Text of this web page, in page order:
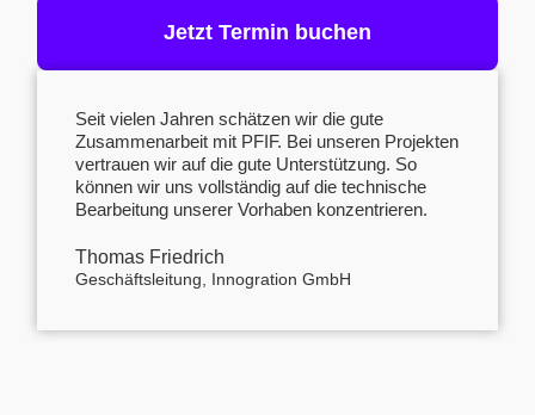
Jetzt Termin buchen
Seit vielen Jahren schätzen wir die gute
Zusammenarbeit mit PFIF. Bei unseren Projekten
vertrauen wir auf die gute Unterstützung. So
können wir uns vollständig auf die technische
Bearbeitung unserer Vorhaben konzentrieren.
Thomas Friedrich
Geschäftsleitung, Innogration GmbH